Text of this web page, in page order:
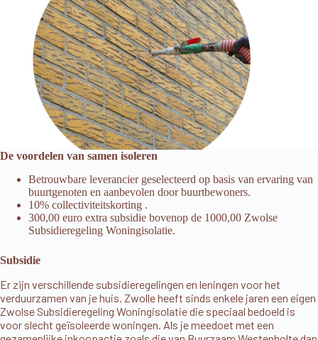
De voordelen van samen isoleren
Betrouwbare leverancier geselecteerd op basis van ervaring van
buurtgenoten en aanbevolen door buurtbewoners.
10% collectiviteitskorting .
300,00 euro extra subsidie bovenop de 1000,00 Zwolse
Subsidieregeling Woningisolatie.
Subsidie
Er zijn verschillende subsidieregelingen en leningen voor het
verduurzamen van je huis. Zwolle heeft sinds enkele jaren een eigen
Zwolse Subsidieregeling Woningisolatiedie speciaal bedoeld is
voor slecht geïsoleerde woningen. Als je meedoet met een